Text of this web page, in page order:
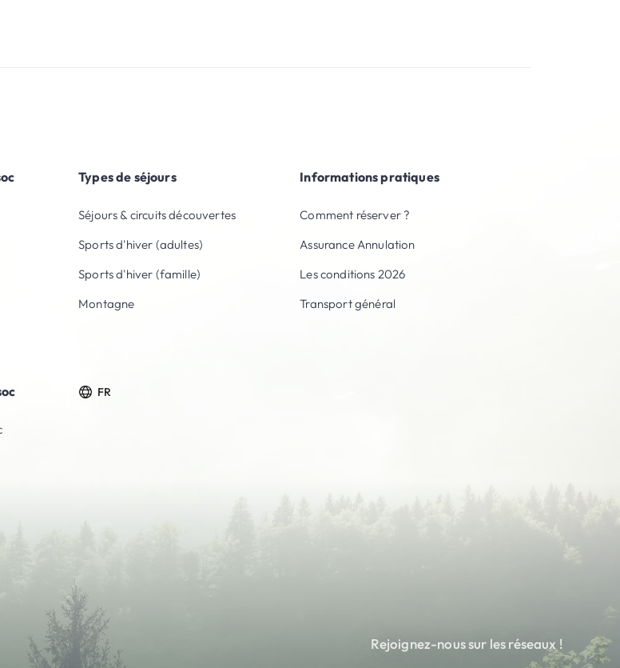
Types de séjours
Séjours & circuits découvertes
Sports d'hiver (adultes)
Sports d'hiver (famille)
Montagne
Informations pratiques
Comment réserver ?
Assurance Annulation
Les conditions 2026
Transport général
FR
Rejoignez-nous sur les réseaux !